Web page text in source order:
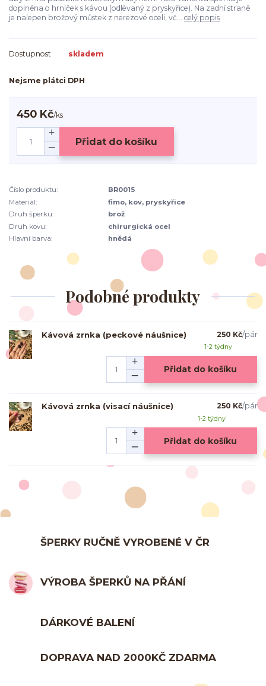
doplněna o hrníček s kávou (odlévaný z pryskyřice). Na zadní straně
je nalepen brožový můstek z nerezové oceli, vč... celý popis
Dostupnost skladem
Nejsme plátci DPH
450 Kč/ks
Přidat do košíku
Číslo produktu:
BR0015
Materiál:
fimo, kov, pryskyřice
Druh šperku:
brož
Druh kovu:
chirurgická ocel
Hlavní barva:
hnědá
Podobné produkty
Kávová zrnka (peckové náušnice) 250 Kč/pár
1-2 týdny
Přidat do košíku
Kávová zrnka (visací náušnice) 250 Kč/pár
1-2 týdny
Přidat do košíku
ŠPERKY RUČNĚ VYROBENÉ V ČR
VÝROBA ŠPERKŮ NA PŘÁNÍ
DÁRKOVÉ BALENÍ
DOPRAVA NAD 2000KČ ZDARMA